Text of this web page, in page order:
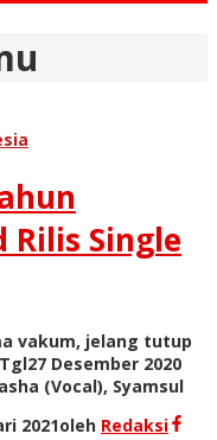
Rilis Single
vakum, jelang tutup
Desember 2020
(Vocal), Syamsul
2021oleh Redaksi